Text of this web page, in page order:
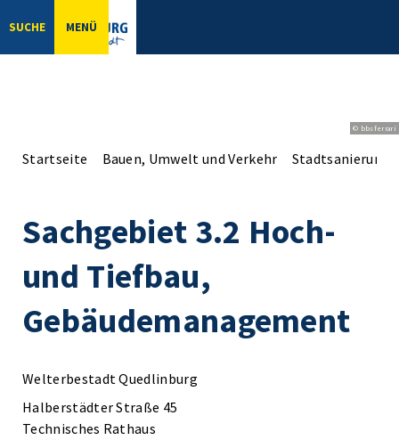
SUCHE MENÜ
© bbsferrari
Startseite Bauen, Umwelt und Verkehr Stadtsanierung
Sachgebiet 3.2 Hoch-
und Tiefbau,
Gebäudemanagement
Welterbestadt Quedlinburg
Halberstädter Straße 45
Technisches Rathaus